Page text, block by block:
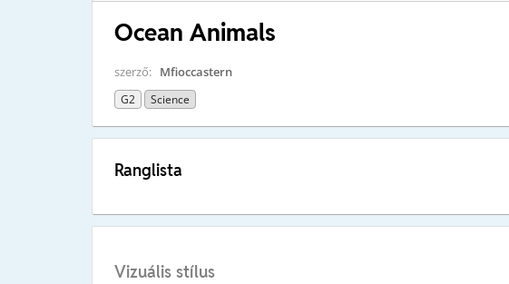
Ocean Animals
szerző: Mfioccastern
G2 Science
Ranglista
Vizuális stílus